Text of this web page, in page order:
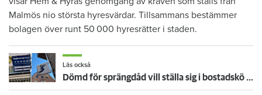
Malmös nio största hyresvärdar. Tillsammans bestämmer
bolagen över runt 50 000 hyresrätter i staden.
Läs också
Dömd för sprängdåd vill ställa sig i bostadskö – nekas att ringa hyresvärdar